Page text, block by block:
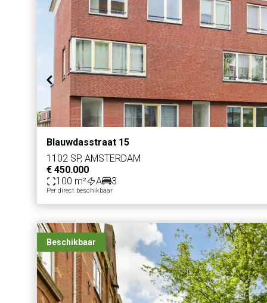
Blauwdasstraat 15
1102 SP, AMSTERDAM
€ 450.000
100 m²
A 3
Per direct beschikbaar
Beschikbaar